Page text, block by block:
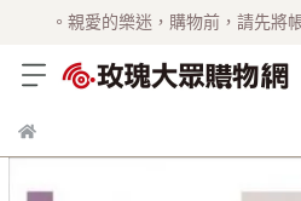
。親愛的樂迷，購物前，請先將